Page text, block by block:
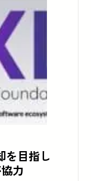
を目指し
力